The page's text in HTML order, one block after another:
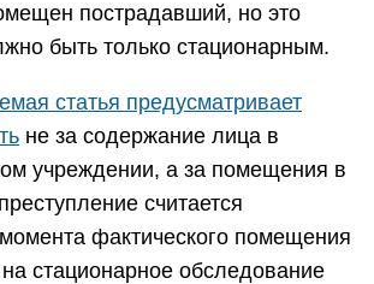
пострадавший, но это
быть только стационарным.
статья предусматривает
не за содержание лица в
учреждении, а за помещения в
считается
фактического помещения
стационарное обследование